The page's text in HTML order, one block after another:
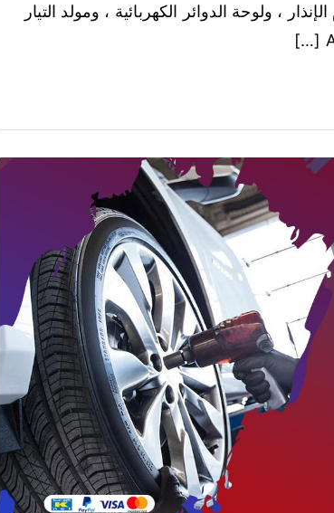
، ولوحة الدوائر الكهربائية ، ومولد التيار